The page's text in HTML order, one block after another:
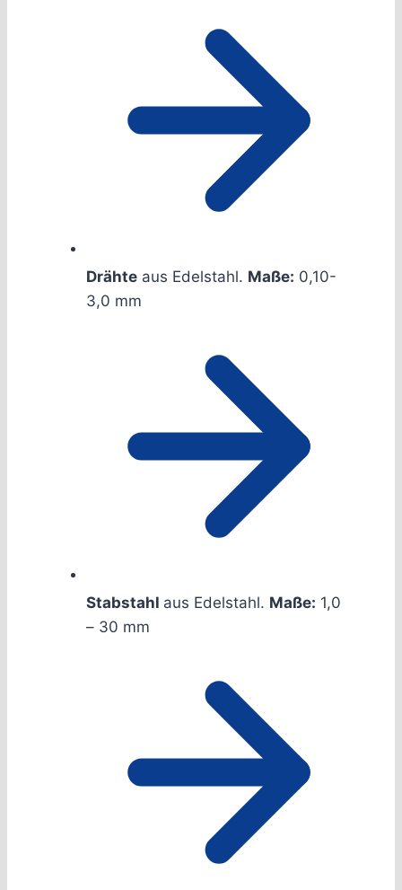
Drähte aus Edelstahl. Maße: 0,10-
3,0 mm
Stabstahl aus Edelstahl. Maße: 1,0
– 30 mm